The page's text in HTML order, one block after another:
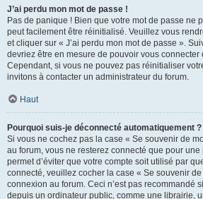
J’ai perdu mon mot de passe !
Pas de panique ! Bien que votre mot de passe ne
peut facilement être réinitialisé. Veuillez vous
et cliquer sur « J’ai perdu mon mot de passe ».
devriez être en mesure de pouvoir vous
Cependant, si vous ne pouvez pas réinitialiser
invitons à contacter un administrateur du forum.
Haut
Pourquoi suis-je déconnecté automatiquement ?
Si vous ne cochez pas la case « Se souvenir de
au forum, vous ne resterez connecté que pour
permet d’éviter que votre compte soit utilisé par
connecté, veuillez cocher la case « Se souvenir
connexion au forum. Ceci n’est pas recommandé
depuis un ordinateur public, comme une librairie,